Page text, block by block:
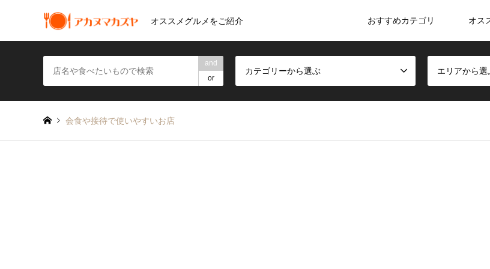
オススメグルメをご紹介 おすすめカテゴリ オス
and
or
カテゴリーから選ぶ エリアから選
会食や接待で使いやすいお店